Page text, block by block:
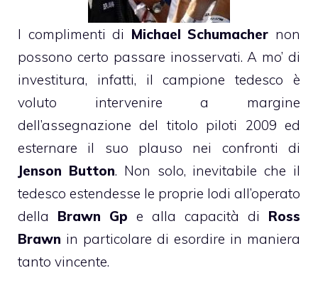
I complimenti di Michael Schumacher non
possono certo passare inosservati. A mo’ di
investitura, infatti, il campione tedesco è
voluto intervenire a margine
dell’assegnazione del titolo piloti 2009 ed
esternare il suo plauso nei confronti di
Jenson Button. Non solo, inevitabile che il
tedesco estendesse le proprie lodi all’operato
della Brawn Gp e alla capacità di Ross
Brawn in particolare di esordire in maniera
tanto vincente.